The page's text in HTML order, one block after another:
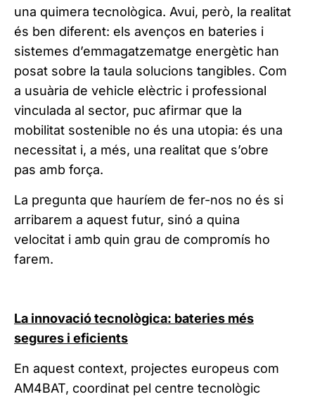
una quimera tecnològica. Avui, però, la realitat
és ben diferent: els avenços en bateries i
sistemes d’emmagatzematge energètic han
posat sobre la taula solucions tangibles. Com
a usuària de vehicle elèctric i professional
vinculada al sector, puc afirmar que la
mobilitat sostenible no és una utopia: és una
necessitat i, a més, una realitat que s’obre
pas amb força.
La pregunta que hauríem de fer-nos no és si
arribarem a aquest futur, sinó a quina
velocitat i amb quin grau de compromís ho
farem.
La innovació tecnològica: bateries més
segures i eficients
En aquest context, projectes europeus com
AM4BAT, coordinat pel centre tecnològic